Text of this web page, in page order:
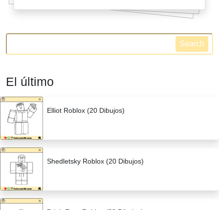
Search
El último
Elliot Roblox (20 Dibujos)
Shedletsky Roblox (20 Dibujos)